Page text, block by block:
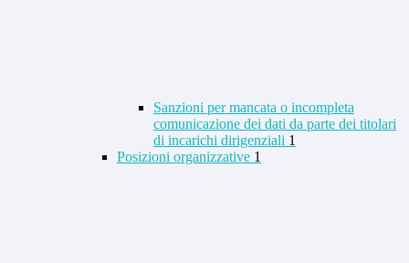
Sanzioni per mancata o incompleta
comunicazione dei dati da parte dei titolari
di incarichi dirigenziali 1
Posizioni organizzative 1